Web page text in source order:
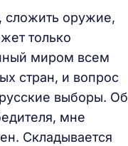
сложить оружие,
только
миром всем
стран, и вопрос
выборы. Об
мне
Складывается